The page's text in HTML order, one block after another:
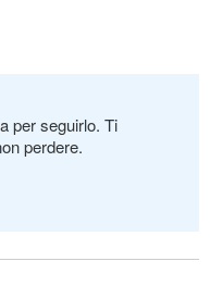
per seguirlo. Ti
perdere.